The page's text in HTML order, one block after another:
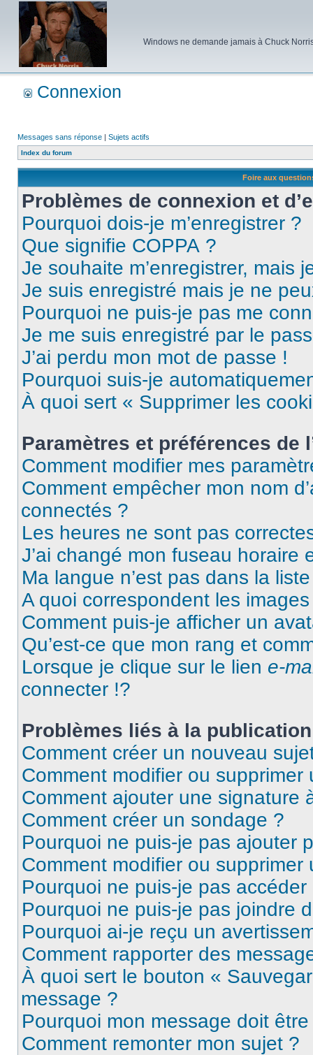
Windows ne demande jamais à Chuck
Connexion
Messages sans réponse | Sujets actifs
Index du forum
Foire aux
Problèmes de connexion et
Pourquoi dois-je m’enregistrer ?
Que signifie COPPA ?
Je souhaite m’enregistrer, mais
Je suis enregistré mais je ne
Pourquoi ne puis-je pas me
Je me suis enregistré par le
J’ai perdu mon mot de passe !
Pourquoi suis-je
À quoi sert « Supprimer les
Paramètres et préférences de
Comment modifier mes
Comment empêcher mon nom
connectés ?
Les heures ne sont pas
J’ai changé mon fuseau horaire
Ma langue n’est pas dans la
A quoi correspondent les
Comment puis-je afficher un
Qu’est-ce que mon rang et
Lorsque je clique sur le lien e-
connecter !?
Problèmes liés à la
Comment créer un nouveau
Comment modifier ou supprimer
Comment ajouter une signature
Comment créer un sondage ?
Pourquoi ne puis-je pas ajouter
Comment modifier ou supprimer
Pourquoi ne puis-je pas
Pourquoi ne puis-je pas joindre
Pourquoi ai-je reçu un
Comment rapporter des
À quoi sert le bouton «
message ?
Pourquoi mon message doit
Comment remonter mon sujet ?